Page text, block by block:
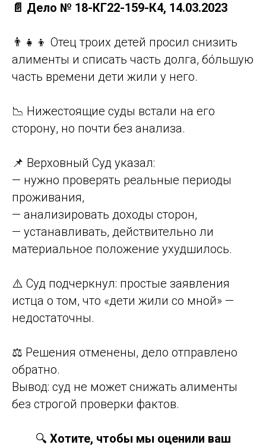
📄 Дело № 18-КГ22-159-К4, 14.03.2023
👨‍👧‍👦 Отец троих детей просил снизить
алименты и списать часть долга, бóльшую
часть времени дети жили у него.
📉 Нижестоящие суды встали на его
сторону, но почти без анализа.
📌 Верховный Суд указал:
— нужно проверять реальные периоды
проживания,
— анализировать доходы сторон,
— устанавливать, действительно ли
материальное положение ухудшилось.
⚠️ Суд подчеркнул: простые заявления
истца о том, что «дети жили со мной» —
недостаточны.
⚖️ Решения отменены, дело отправлено
обратно.
Вывод: суд не может снижать алименты
без строгой проверки фактов.
🔍 Хотите, чтобы мы оценили ваш